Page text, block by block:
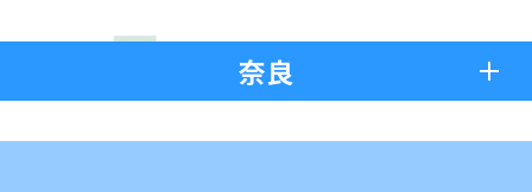
奈良